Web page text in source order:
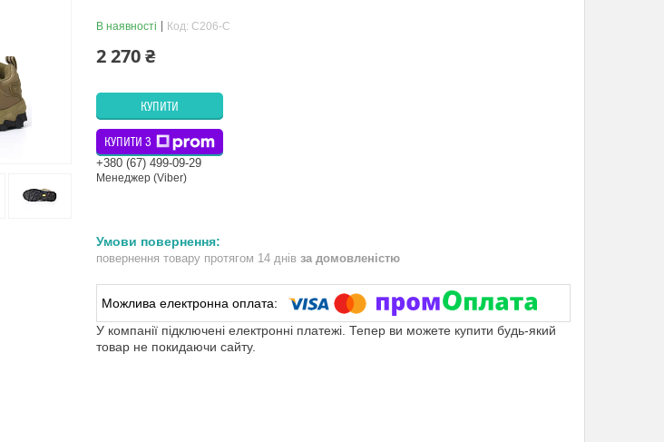
В наявності Код: C206-С
2 270 ₴
КУПИТИ
КУПИТИ З
+380 (67) 499-09-29
Менеджер (Viber)
повернення товару протягом 14 днів за домовленістю
У компанії підключені електронні платежі. Тепер ви можете купити будь-який
товар не покидаючи сайту.